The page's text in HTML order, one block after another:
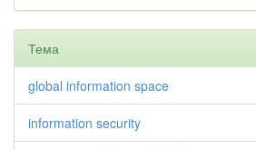
Тема
global information space
information security